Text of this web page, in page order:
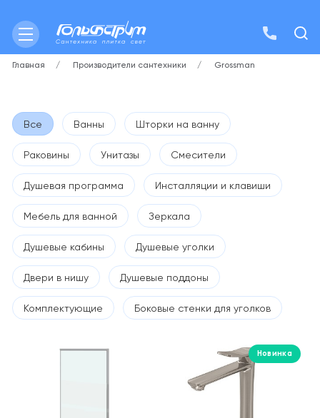
Главная Производители сантехники Grossman
Все Ванны Шторки на ванну
Раковины Унитазы Смесители
Душевая программа Инсталляции и клавиши
Мебель для ванной Зеркала
Душевые кабины Душевые уголки
Двери в нишу Душевые поддоны
Комплектующие Боковые стенки для уголков
Новинка